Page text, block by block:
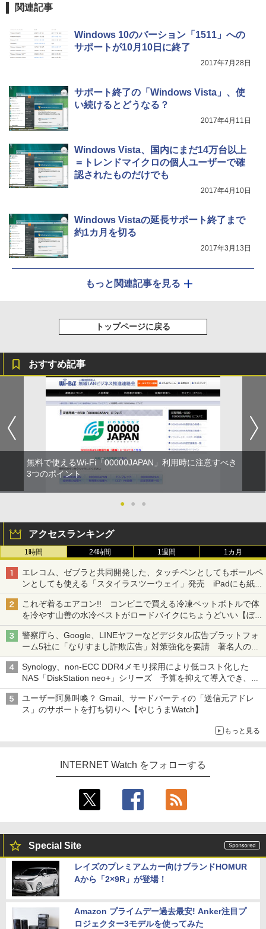
関連記事
Windows 10のバーション「1511」への
サポートが10月10日に終了
2017年7月28日
サポート終了の「Windows Vista」、使
い続けるとどうなる？
2017年4月11日
Windows Vista、国内にまだ14万台以上
＝トレンドマイクロの個人ユーザーで確
認されたものだけでも
2017年4月10日
Windows Vistaの延長サポート終了まで
約1カ月を切る
2017年3月13日
もっと関連記事を見る
トップページに戻る
おすすめ記事
無料で使えるWi-Fi「00000JAPAN」利用時に注意すべき
3つのポイント
● ● ●
アクセスランキング
1時間 24時間 1週間 1カ月
エレコム、ゼブラと共同開発した、タッチペンとしてもボールペ
ンとしても使える「スタイラスツーウェイ」発売 iPadにも紙に
も、持ち替えずに書き込める
これぞ着るエアコン!! コンビニで買える冷凍ペットボトルで体
を冷やす山善の水冷ベストがロードバイクにちょうどいい【ぼっ
ち・ざ・ろーど！その14】【空いた時間でなにしてる？】
警察庁ら、Google、LINEヤフーなどデジタル広告プラットフォ
ーム5社に「なりすまし詐欺広告」対策強化を要請 著名人の写
真や映像を使った投資詐欺などへの対策として
Synology、non-ECC DDR4メモリ採用により低コスト化した
NAS「DiskStation neo+」シリーズ 予算を抑えて導入でき、
ECCメモリへのアップグレードも可能
ユーザー阿鼻叫喚？ Gmail、サードパーティの「送信元アドレ
ス」のサポートを打ち切りへ【やじうまWatch】
もっと見る
INTERNET Watch をフォローする
Special Site
レイズのプレミアムカー向けブランドHOMUR
Aから「2×9R」が登場！
Amazon プライムデー過去最安! Anker注目プ
ロジェクター3モデルを使ってみた